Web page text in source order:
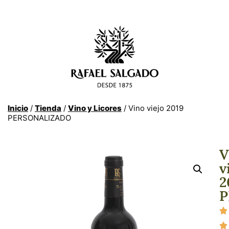
Inicio / Tienda / Vino y Licores / Vino viejo 2019
PERSONALIZADO